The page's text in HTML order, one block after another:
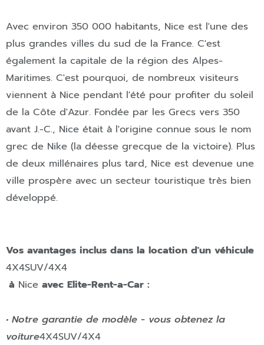
Avec environ 350 000 habitants, Nice est l'une des
plus grandes villes du sud de la France. C'est
également la capitale de la région des Alpes-
Maritimes. C'est pourquoi, de nombreux visiteurs
viennent à Nice pendant l'été pour profiter du soleil
de la Côte d'Azur. Fondée par les Grecs vers 350
avant J.-C., Nice était à l'origine connue sous le nom
grec de Nike (la déesse grecque de la victoire). Plus
de deux millénaires plus tard, Nice est devenue une
ville prospère avec un secteur touristique très bien
développé.
Vos avantages inclus dans la location d'un véhicule
4X4SUV/4X4
à Nice avec Elite-Rent-a-Car :
• Notre garantie de modèle - vous obtenez la
voiture4X4SUV/4X4